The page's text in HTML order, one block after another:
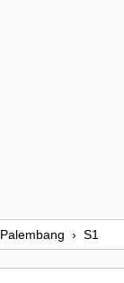
Palembang › S1